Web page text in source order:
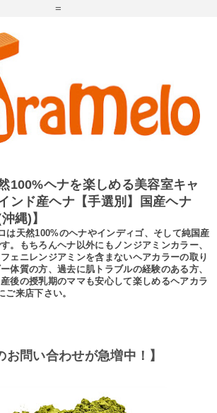
=
100%ヘナを楽しめる美容室キャ
ンド産ヘナ【手選別】国産ヘナ
縄)】
天然100%のヘナやインディゴ、そして純国産
。もちろんヘナ以外にもノンジアミンカラー、
ェニレンジアミンを含まないヘアカラーの取り
体質の方、過去に肌トラブルの経験のある方、
後の授乳期のママも安心して楽しめるヘアカラ
ご来店下さい。
お問い合わせが急増中！】